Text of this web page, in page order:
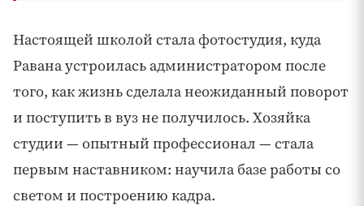
Настоящей школой стала фотостудия, куда
Равана устроилась администратором после
того, как жизнь сделала неожиданный поворот
и поступить в вуз не получилось. Хозяйка
студии — опытный профессионал — стала
первым наставником: научила базе работы со
светом и построению кадра.